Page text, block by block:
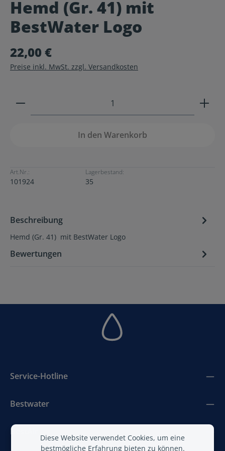
Durchschnittliche Bewertung von 0 von 5 Sternen
Hemd (Gr. 41) mit
BestWater Logo
22,00 €
Preise inkl. MwSt. zzgl. Versandkosten
Produkt Anzahl: Gib den gewünschten Wert ein
In den Warenkorb
Art.Nr.:
101924
Lagerbestand:
35
Beschreibung
Hemd (Gr. 41) mit BestWater Logo
Bewertungen
Service-Hotline
Bestwater
BestAir
Diese Website verwendet Cookies, um eine
bestmögliche Erfahrung bieten zu können.